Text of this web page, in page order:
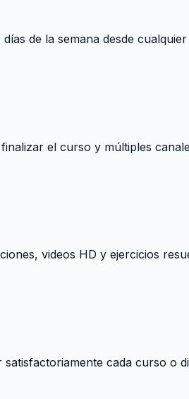
de la semana desde cualquier
el curso y múltiples
videos HD y ejercicios
cada curso o